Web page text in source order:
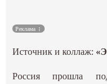
Реклама
Источник и коллаж:
Россия прошла